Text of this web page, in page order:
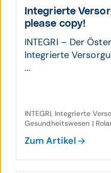
Inte­grierte
please copy!
INTEGRI – Der
Integrierte
...
INTEGRI, Integrierte
Gesundheitswesen |
Zum Artikel